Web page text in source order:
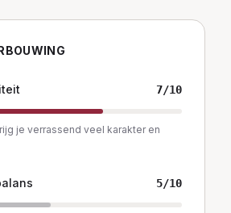
7/10
je verrassend veel karakter en
5/10